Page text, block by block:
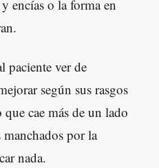
encías o la forma en
paciente ver de
según sus rasgos
cae más de un lado
manchados por la
nada.